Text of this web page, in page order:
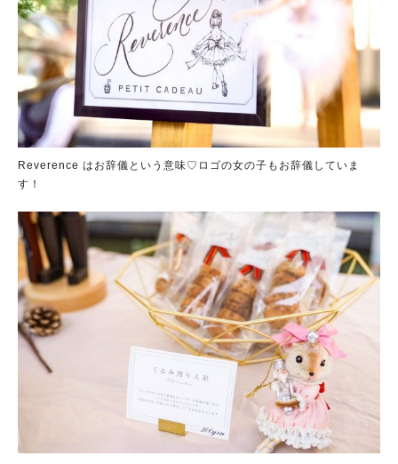
Reverence はお辞儀という意味♡ロゴの女の子もお辞儀していま
す！